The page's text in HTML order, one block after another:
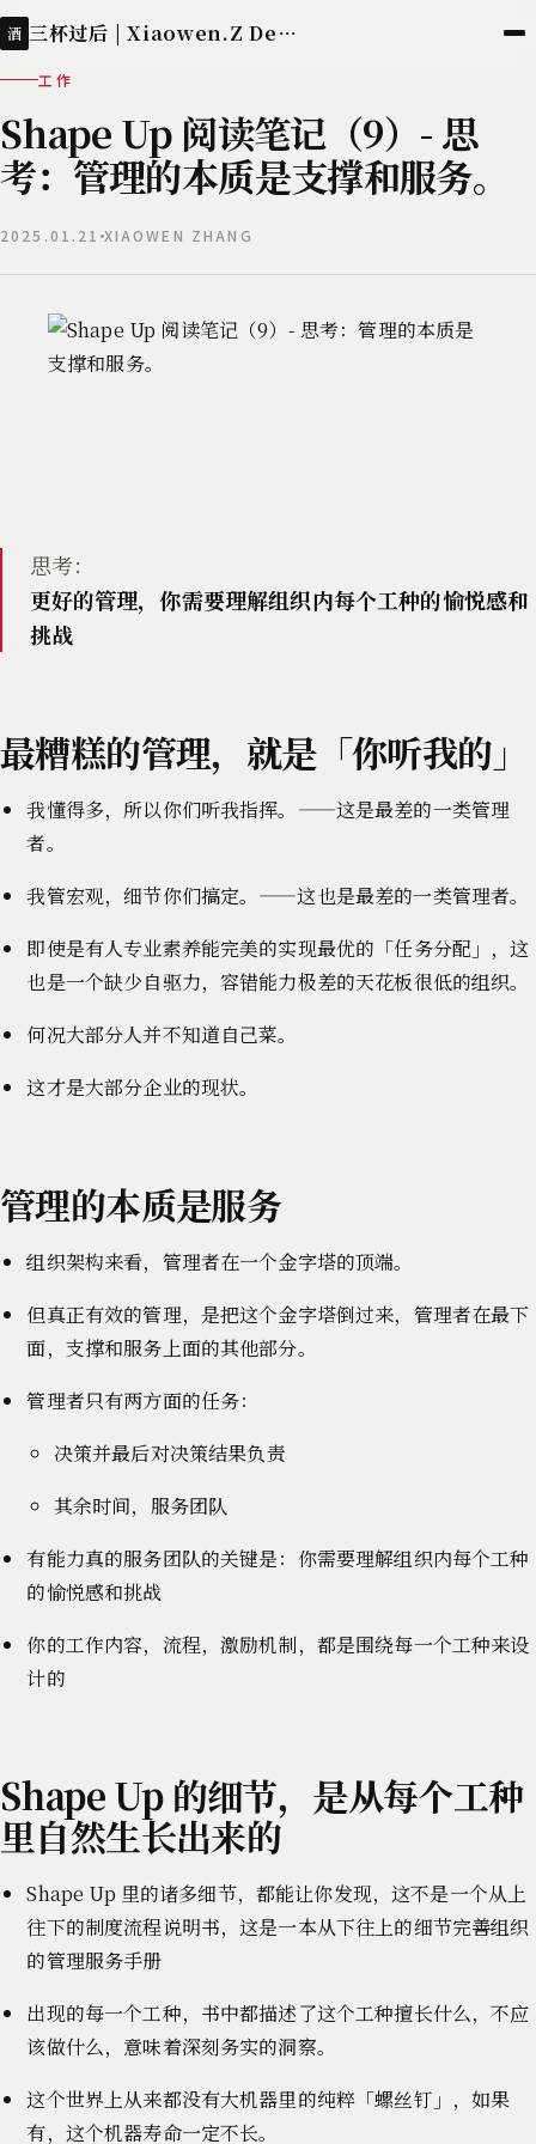
酒 三杯过后 | Xiaowen.Z Deployed
工作
Shape Up 阅读笔记（9）- 思
考：管理的本质是支撑和服务。
2025.01.21 XIAOWEN ZHANG
思考：
更好的管理，你需要理解组织内每个工种的愉悦感和
挑战
最糟糕的管理，就是「你听我的」
我懂得多，所以你们听我指挥。——这是最差的一类管理
者。
我管宏观，细节你们搞定。——这也是最差的一类管理者。
即使是有人专业素养能完美的实现最优的「任务分配」，这
也是一个缺少自驱力，容错能力极差的天花板很低的组织。
何况大部分人并不知道自己菜。
这才是大部分企业的现状。
管理的本质是服务
组织架构来看，管理者在一个金字塔的顶端。
但真正有效的管理，是把这个金字塔倒过来，管理者在最下
面，支撑和服务上面的其他部分。
管理者只有两方面的任务：
决策并最后对决策结果负责
其余时间，服务团队
有能力真的服务团队的关键是：你需要理解组织内每个工种
的愉悦感和挑战
你的工作内容，流程，激励机制，都是围绕每一个工种来设
计的
Shape Up 的细节，是从每个工种
里自然生长出来的
Shape Up 里的诸多细节，都能让你发现，这不是一个从上
往下的制度流程说明书，这是一本从下往上的细节完善组织
的管理服务手册
出现的每一个工种，书中都描述了这个工种擅长什么，不应
该做什么，意味着深刻务实的洞察。
这个世界上从来都没有大机器里的纯粹「螺丝钉」，如果
有，这个机器寿命一定不长。